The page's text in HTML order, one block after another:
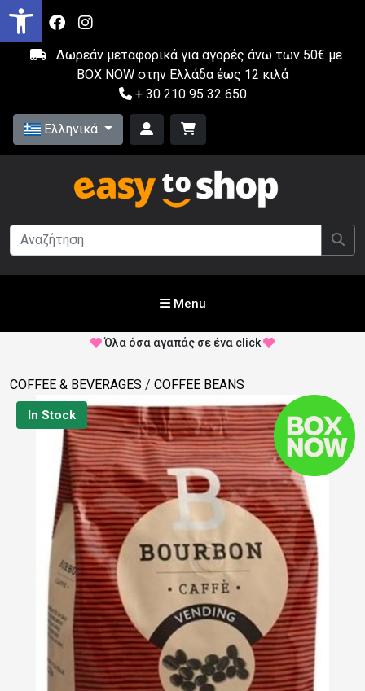
Δωρεάν μεταφορικά για αγορές άνω των 50€ με
BOX NOW στην Ελλάδα έως 12 κιλά
+ 30 210 95 32 650
Ελληνικά
Menu
Όλα όσα αγαπάς σε ένα click
COFFEE & BEVERAGES / COFFEE BEANS
In Stock